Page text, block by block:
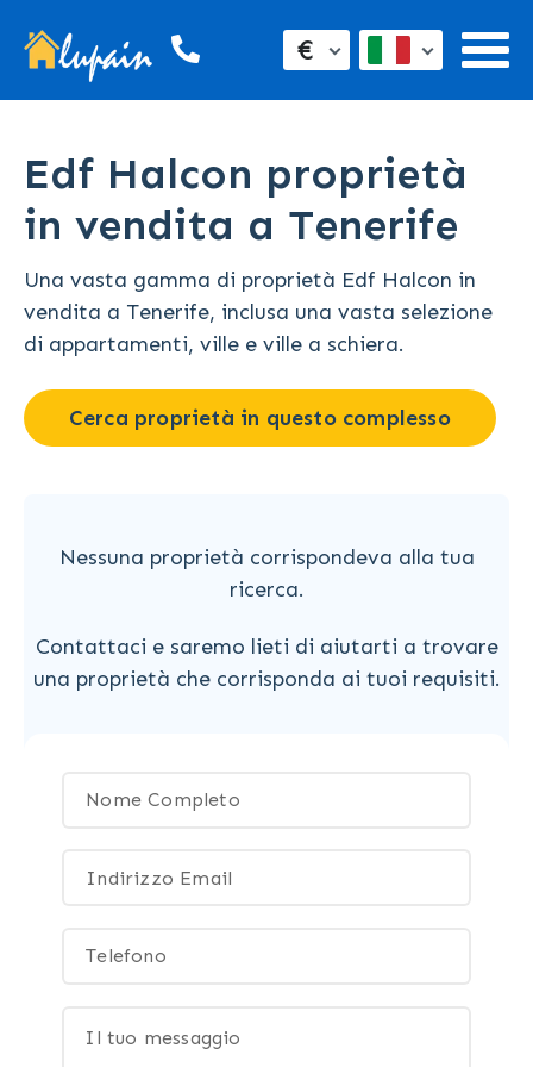
€
Edf Halcon proprietà
in vendita a Tenerife
Una vasta gamma di proprietà Edf Halcon in
vendita a Tenerife, inclusa una vasta selezione
di appartamenti, ville e ville a schiera.
Cerca proprietà in questo complesso
Nessuna proprietà corrispondeva alla tua
ricerca.
Contattaci e saremo lieti di aiutarti a trovare
una proprietà che corrisponda ai tuoi requisiti.